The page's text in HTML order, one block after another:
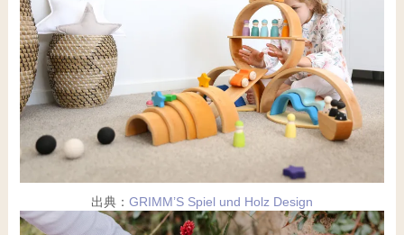
出典： GRIMM’S Spiel und Holz Design